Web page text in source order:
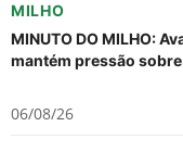
MILHO
MINUTO DO MILHO:
mantém pressão
06/08/26